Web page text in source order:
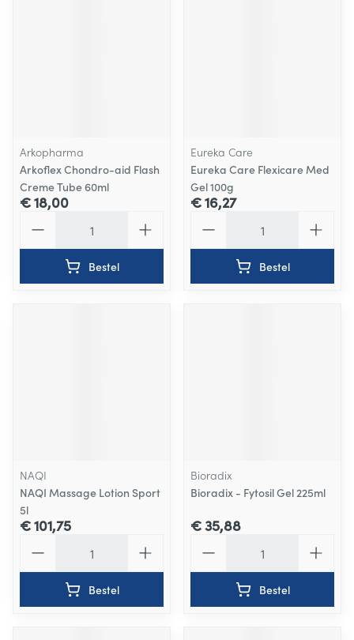
Arkopharma
Arkoflex Chondro-aid Flash
Creme Tube 60ml
€ 18,00
Bestel
Eureka Care
Eureka Care Flexicare Med
Gel 100g
€ 16,27
Bestel
NAQI
NAQI Massage Lotion Sport
5l
€ 101,75
Bestel
Bioradix
Bioradix - Fytosil Gel 225ml
€ 35,88
Bestel